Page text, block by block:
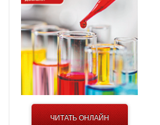
ЧИТАТЬ ОНЛАЙН